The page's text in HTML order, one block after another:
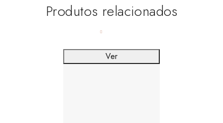
Produtos relacionados
Ver